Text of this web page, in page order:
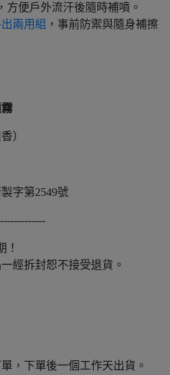
方便戶外流汗後隨時補噴。
兩用組 ，事前防禦與隨身補擦
）
字第2549號
！
經拆封恕不接受退貨。
，下單後一個工作天出貨。